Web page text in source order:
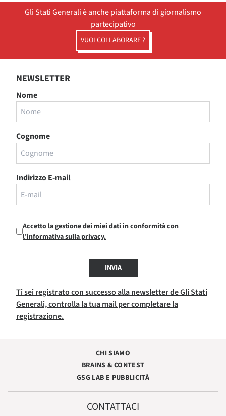
Gli Stati Generali è anche piattaforma di giornalismo
partecipativo
VUOI COLLABORARE ?
NEWSLETTER
Nome
Cognome
Indirizzo E-mail
Accetto la gestione dei miei dati in conformità con
l'informativa sulla privacy.
INVIA
Ti sei registrato con successo alla newsletter de Gli Stati
Generali, controlla la tua mail per completare la
registrazione.
CHI SIAMO
BRAINS & CONTEST
GSG LAB E PUBBLICITÀ
CONTATTACI